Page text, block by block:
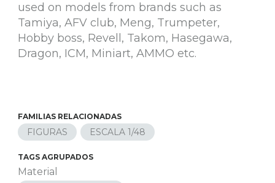
used on models from brands such as
Tamiya, AFV club, Meng, Trumpeter,
Hobby boss, Revell, Takom, Hasegawa,
Dragon, ICM, Miniart, AMMO etc.
FAMILIAS RELACIONADAS
FIGURAS ESCALA 1/48
TAGS AGRUPADOS
Material